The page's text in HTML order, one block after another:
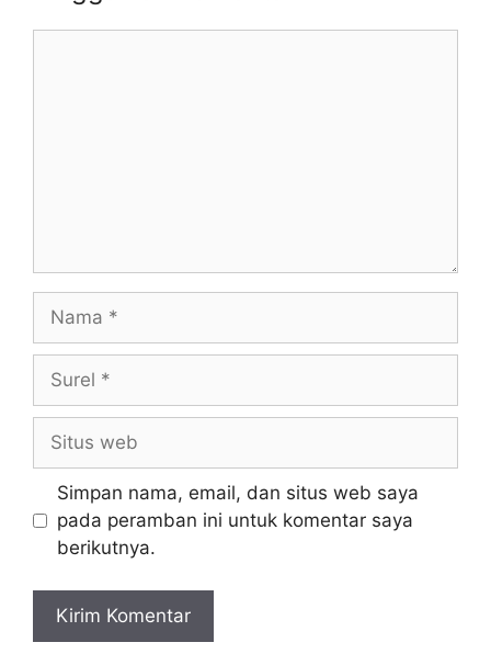
Simpan nama, email, dan situs web saya
pada peramban ini untuk komentar saya
berikutnya.